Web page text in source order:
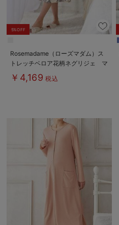
5%OFF
Rosemadame（ローズマダム）ス
トレッチベロア花柄ネグリジェ マ
タニティ・授乳パジャマ【産後まで
長く使える】
￥4,169 税込